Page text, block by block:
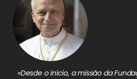
«Desde o início, a missão da